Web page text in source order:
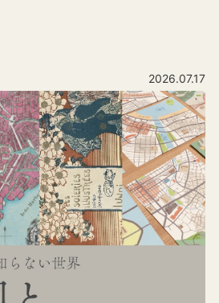
2026.07.17